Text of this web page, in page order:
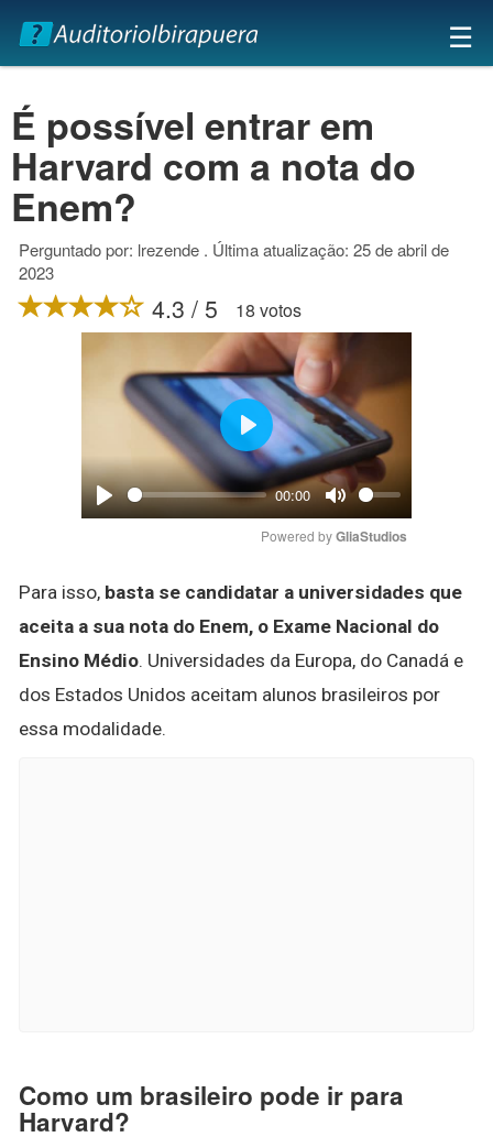
×
☰
É possível entrar em
Harvard com a nota do
Enem?
Perguntado por: lrezende . Última atualização: 25 de abril de
2023
4.3 / 5 18 votos
Play
00:00
Mute
Play
Powered by GliaStudios
Para isso, basta se candidatar a universidades que
aceita a sua nota do Enem, o Exame Nacional do
Ensino Médio. Universidades da Europa, do Canadá e
dos Estados Unidos aceitam alunos brasileiros por
essa modalidade.
Como um brasileiro pode ir para
Harvard?